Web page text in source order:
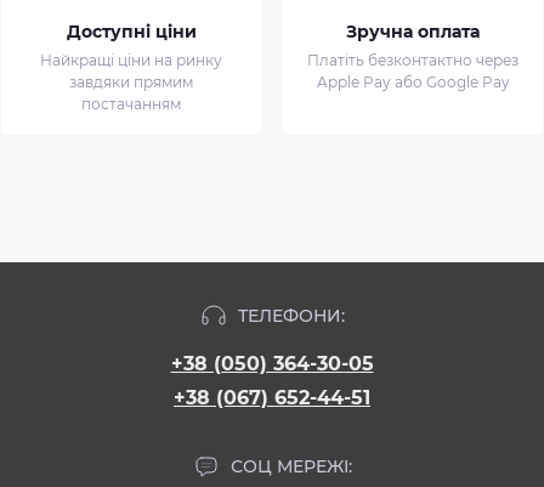
Доступні ціни
Найкращі ціни на ринку
завдяки прямим
постачанням
Зручна оплата
Платіть безконтактно через
Apple Pay або Google Pay
ТЕЛЕФОНИ:
+38 (050) 364-30-05
+38 (067) 652-44-51
СОЦ МЕРЕЖІ: